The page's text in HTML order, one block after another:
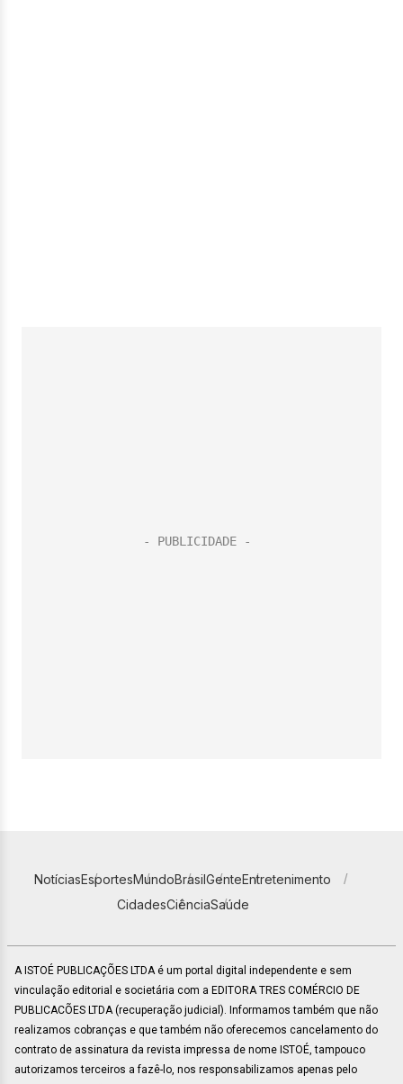
NotíciasEsportesMundoBrasilGenteEntretenimento
CidadesCiênciaSaúde
A ISTOÉ PUBLICAÇÕES LTDA é um portal digital independente e sem
vinculação editorial e societária com a EDITORA TRES COMÉRCIO DE
PUBLICACÕES LTDA (recuperação judicial). Informamos também que não
realizamos cobranças e que também não oferecemos cancelamento do
contrato de assinatura da revista impressa de nome ISTOÉ, tampouco
autorizamos terceiros a fazê-lo, nos responsabilizamos apenas pelo